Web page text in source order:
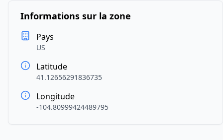
Informations sur la zone
Pays
US
Latitude
41.12656291836735
Longitude
-104.80999424489795